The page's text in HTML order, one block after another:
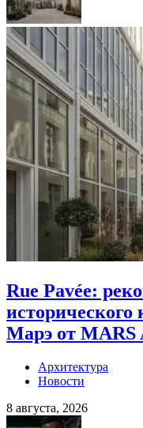
Rue Pavée:
Марэ от MARS
Архитектура
Новости
8 августа, 2026